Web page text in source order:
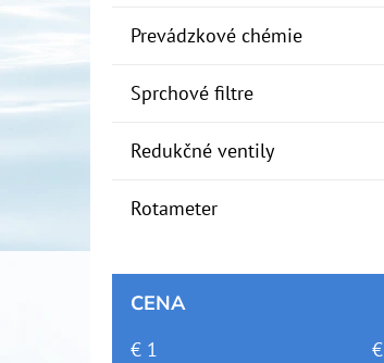
Prevádzkové chémie
Sprchové filtre
Redukčné ventily
Rotameter
CENA
€ 1 €